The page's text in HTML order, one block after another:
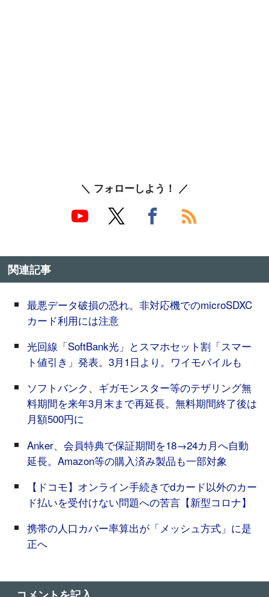
＼ フォローしよう！ ／
関連記事
最悪データ破損の恐れ。非対応機でのmicroSDXC
カード利用には注意
光回線「SoftBank光」とスマホセット割「スマー
ト値引き」発表。3月1日より。ワイモバイルも
ソフトバンク、ギガモンスター等のテザリング無
料期間を来年3月末まで再延長。無料期間終了後は
月額500円に
Anker、会員特典で保証期間を18→24カ月へ自動
延長。Amazon等の購入済み製品も一部対象
【ドコモ】オンライン手続きでdカード以外のカー
ド払いを受付けない問題への苦言【新型コロナ】
携帯の人口カバー率算出が「メッシュ方式」に是
正へ